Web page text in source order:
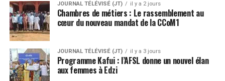
JOURNAL TÉLÉVISÉ (JT) il y a 2 jours
Chambres de métiers : Le rassemblement au
cœur du nouveau mandat de la CCoM1
JOURNAL TÉLÉVISÉ (JT) il y a 3 jours
Programme Kafui : l’AFSL donne un nouvel élan
aux femmes à Edzi